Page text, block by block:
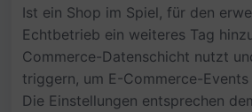
Ist ein Shop im Spiel, für den
Echtbetrieb ein weiteres Tag
Commerce-Datenschicht nutzt
triggern, um E-Commerce-
Die Einstellungen entsprechen